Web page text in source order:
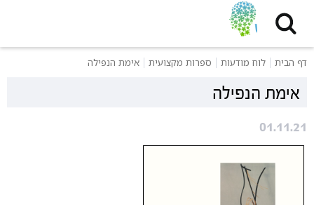
דף הבית לוח מודעות ספרות מקצועית אימת הנפילה
אימת הנפילה
01.11.21